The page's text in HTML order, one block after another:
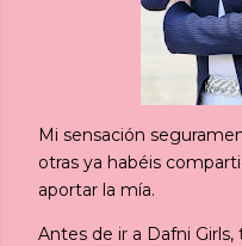
Mi sensación
otras ya habéis
aportar la mía.
Antes de ir a Dafni